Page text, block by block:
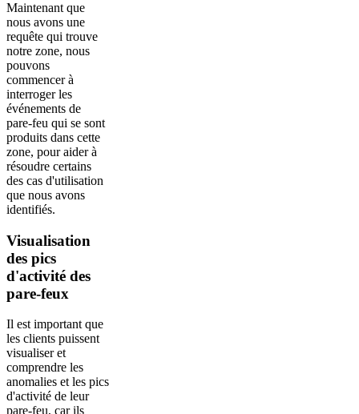
Maintenant que
nous avons une
requête qui trouve
notre zone, nous
pouvons
commencer à
interroger les
événements de
pare-feu qui se sont
produits dans cette
zone, pour aider à
résoudre certains
des cas d'utilisation
que nous avons
identifiés.
Visualisation
des pics
d'activité des
pare-feux
Il est important que
les clients puissent
visualiser et
comprendre les
anomalies et les pics
d'activité de leur
pare-feu, car ils